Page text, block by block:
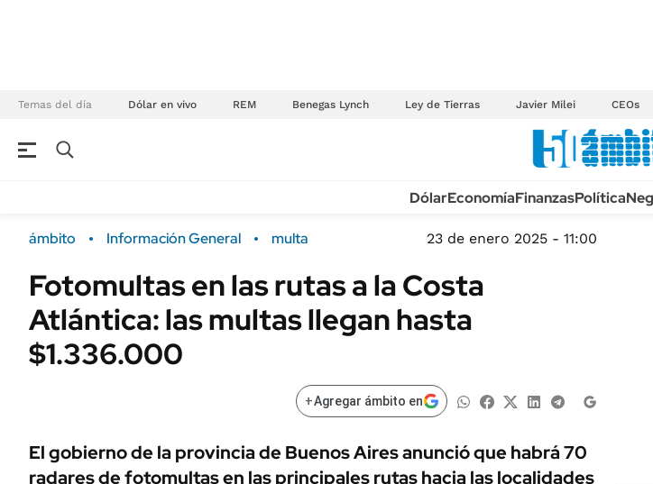
Temas del día Dólar en vivo REM Benegas Lynch Ley de Tierras Javier Milei CEOs
Campo
FINANZAS
Dólar
Sustentabilidad
Seguros
ENERGY REPORT
URUGUAY
TECNOLOGÍA
MÉXICO
MUNDO
AUTOS
DólarEconomíaFinanzasPolítica
ámbito Información General multa 23 de enero 2025 - 11:00
Fotomultas en las rutas a la Costa
Atlántica: las multas llegan hasta
$1.336.000
+Agregar ámbito en
El gobierno de la provincia de Buenos Aires anunció que habrá 70
radares de fotomultas en las principales rutas hacia las localidades